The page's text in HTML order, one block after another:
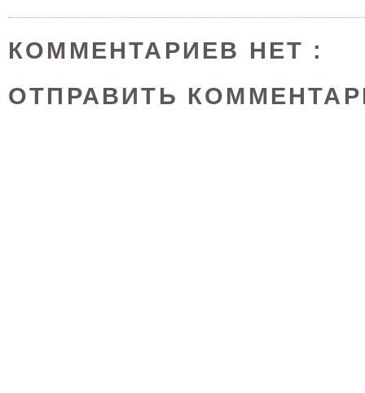
КОММЕНТАРИЕВ НЕТ :
ОТПРАВИТЬ